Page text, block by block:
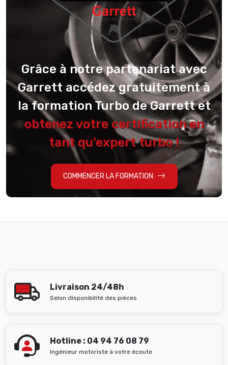
Grâce à notre partenariat avec
Garrett accédez gratuitement à
la formation Turbo de Garrett et
obtenez votre certification en
tant qu'expert turbo !
COMMENCER LA FORMATION
Livraison 24/48h
Selon disponibilité des pièces
Hotline : 04 94 76 08 79
Ingénieur motoriste à votre écoute